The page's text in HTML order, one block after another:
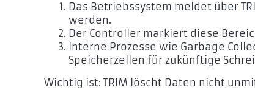
Das Betriebssystem meldet über
werden.
Der Controller markiert diese
Interne Prozesse wie Garbage
Speicherzellen für zukünftige
Wichtig ist: TRIM löscht Daten nicht